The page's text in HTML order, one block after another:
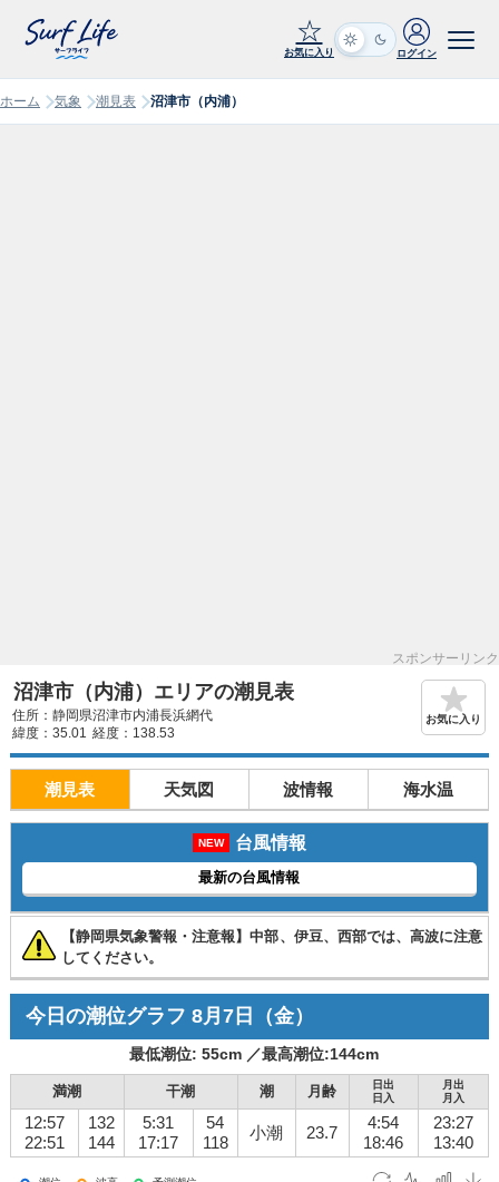
☆
お気に入り ログイン
ホーム 気象 潮見表 沼津市（内浦）
スポンサーリンク
沼津市（内浦）エリアの潮見表
住所：静岡県沼津市内浦長浜網代
緯度：35.01 経度：138.53
お気に入り
潮見表 天気図 波情報 海水温
NEW 台風情報
最新の台風情報
【静岡県気象警報・注意報】中部、伊豆、西部では、高波に注意
してください。
今日の潮位グラフ 8月7日 （金）
最低潮位: 55cm ／最高潮位:144cm
満潮 干潮 潮 月齢
日出
日入
月出
月入
12:57
22:51
132
144
5:31
17:17
54
118
小潮 23.7
4:54
18:46
23:27
13:40